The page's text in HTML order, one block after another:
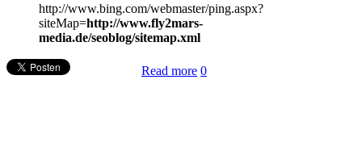
http://www.bing.com/webmaster/ping.aspx?
siteMap=http://www.fly2mars-
media.de/seoblog/sitemap.xml
Read more 0